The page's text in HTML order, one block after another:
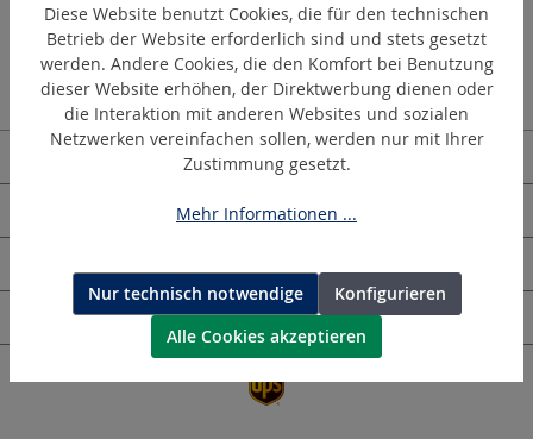
Kontakt | Deutschland
HOLGER CLASEN
Newsletter
Diese Website benutzt Cookies, die für den technischen
Betrieb der Website erforderlich sind und stets gesetzt
werden. Andere Cookies, die den Komfort bei Benutzung
dieser Website erhöhen, der Direktwerbung dienen oder
die Interaktion mit anderen Websites und sozialen
Netzwerken vereinfachen sollen, werden nur mit Ihrer
Zustimmung gesetzt.
Mehr Informationen ...
Nur technisch notwendige
Konfigurieren
Alle Cookies akzeptieren